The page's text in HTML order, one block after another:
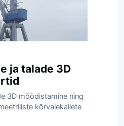
ja talade 3D
3D mõõdistamine ning
kõrvalekallete